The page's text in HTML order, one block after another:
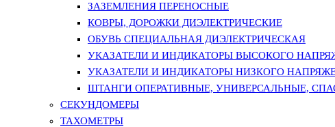
ЗАЗЕМЛЕНИЯ ПЕРЕНОСНЫЕ
КОВРЫ, ДОРОЖКИ ДИЭЛЕКТРИЧЕСКИЕ
ОБУВЬ СПЕЦИАЛЬНАЯ ДИЭЛЕКТРИЧЕСКАЯ
УКАЗАТЕЛИ И ИНДИКАТОРЫ ВЫСОКОГО
УКАЗАТЕЛИ И ИНДИКАТОРЫ НИЗКОГО
ШТАНГИ ОПЕРАТИВНЫЕ, УНИВЕРСАЛЬНЫЕ,
СЕКУНДОМЕРЫ
ТАХОМЕТРЫ